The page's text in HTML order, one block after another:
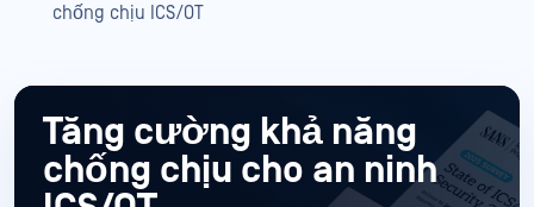
chống chịu ICS/OT
Tăng cường khả năng
chống chịu cho an ninh